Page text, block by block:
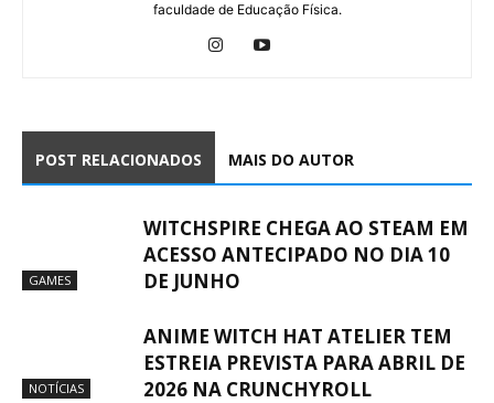
faculdade de Educação Física.
POST RELACIONADOS MAIS DO AUTOR
GAMES
WITCHSPIRE CHEGA AO STEAM EM
ACESSO ANTECIPADO NO DIA 10
DE JUNHO
NOTÍCIAS
ANIME WITCH HAT ATELIER TEM
ESTREIA PREVISTA PARA ABRIL DE
2026 NA CRUNCHYROLL